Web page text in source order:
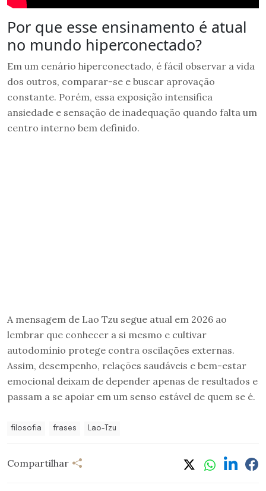
Por que esse ensinamento é atual
no mundo hiperconectado?
Em um cenário hiperconectado, é fácil observar a vida
dos outros, comparar-se e buscar aprovação
constante. Porém, essa exposição intensifica
ansiedade e sensação de inadequação quando falta um
centro interno bem definido.
A mensagem de Lao Tzu segue atual em 2026 ao
lembrar que conhecer a si mesmo e cultivar
autodomínio protege contra oscilações externas.
Assim, desempenho, relações saudáveis e bem-estar
emocional deixam de depender apenas de resultados e
passam a se apoiar em um senso estável de quem se é.
filosofia frases Lao-Tzu
Compartilhar